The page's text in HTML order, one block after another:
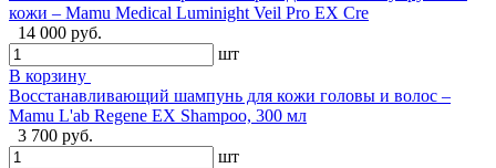
кожи – Mamu Medical Luminight Veil Pro EX Cre
14 000 руб.
шт
В корзину
Восстанавливающий шампунь для кожи головы и волос –
Mamu L'ab Regene EX Shampoo, 300 мл
3 700 руб.
шт